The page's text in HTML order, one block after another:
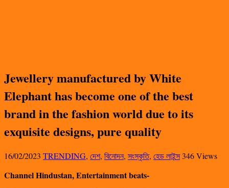
Jewellery manufactured by White
Elephant has become one of the best
brand in the fashion world due to its
exquisite designs, pure quality
16/02/2023 TRENDING, দেশ, বিনোদন, সংস্কৃতি, হেড লাইন্স346 Views
Channel Hindustan, Entertainment beats-